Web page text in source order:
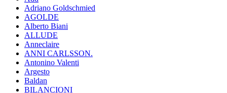
Adriano Goldschmied
AGOLDE
Alberto Biani
ALLUDE
Anneclaire
ANNI CARLSSON.
Antonino Valenti
Argesto
Baldan
BILANCIONI